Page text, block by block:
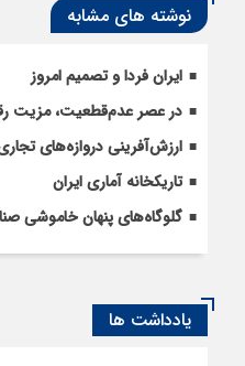
نوشته های مشابه
ایران فردا و تصمیم امروز
در عصر عدم‌قطعیت، مزیت
ارزش‌آفرینی دروازه‌های
تاریکخانه آماری ایران
گلوگاه‌های پنهان خاموشی
یادداشت ها